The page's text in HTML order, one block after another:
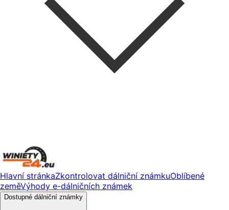
Hlavní stránkaZkontrolovat dálniční známkuOblíbené
zeměVýhody e-dálničních známek
Dostupné dálniční známky